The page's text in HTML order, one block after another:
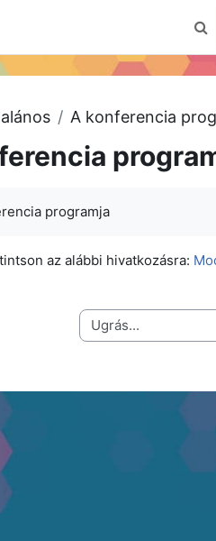
A konferencia
programja
az alábbi hivatkozásra:
Ugrás...